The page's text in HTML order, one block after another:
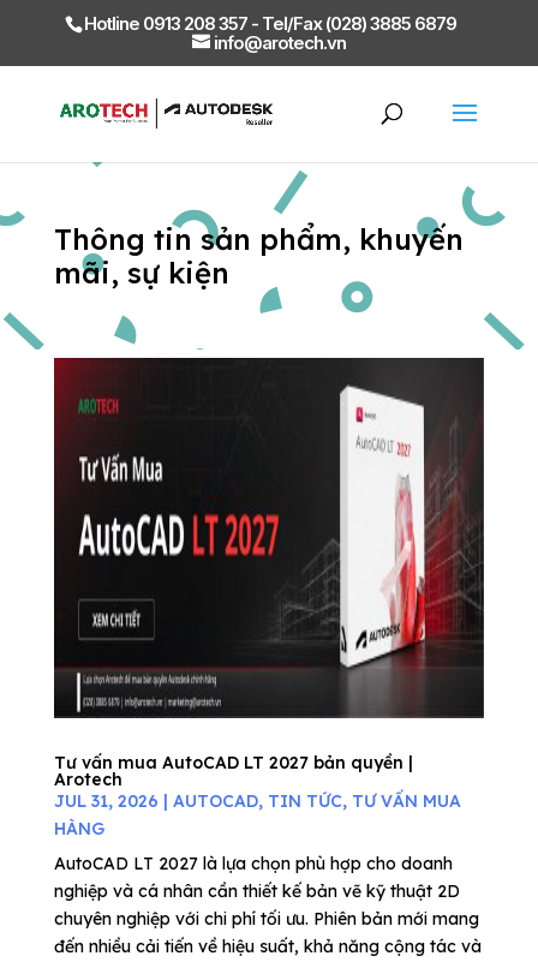
Hotline 0913 208 357 - Tel/Fax (028) 3885 6879
info@arotech.vn
Thông tin sản phẩm, khuyến
mãi, sự kiện
Tư vấn mua AutoCAD LT 2027 bản quyền |
Arotech
JUL 31, 2026 | AUTOCAD, TIN TỨC, TƯ VẤN MUA
HÀNG
AutoCAD LT 2027 là lựa chọn phù hợp cho doanh
nghiệp và cá nhân cần thiết kế bản vẽ kỹ thuật 2D
chuyên nghiệp với chi phí tối ưu. Phiên bản mới mang
đến nhiều cải tiến về hiệu suất, khả năng cộng tác và